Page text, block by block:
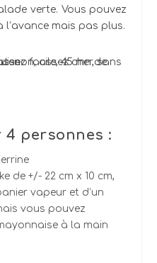
verte. Vous pouvez
l’avance mais pas plus.
4 personnes :
de +/- 22 cm x 10 cm,
vapeur et d’un
vous pouvez
à la main